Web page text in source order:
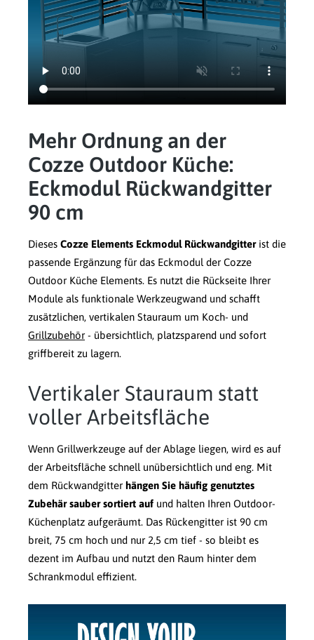
Mehr Ordnung an der
Cozze Outdoor Küche:
Eckmodul Rückwandgitter
90 cm
Dieses Cozze Elements Eckmodul Rückwandgitterist die
passende Ergänzung für das Eckmodul der Cozze
Outdoor Küche Elements. Es nutzt die Rückseite Ihrer
Module als funktionale Werkzeugwand und schafft
zusätzlichen, vertikalen Stauraum um Koch- und
Grillzubehör - übersichtlich, platzsparend und sofort
griffbereit zu lagern.
Vertikaler Stauraum statt
voller Arbeitsfläche
Wenn Grillwerkzeuge auf der Ablage liegen, wird es auf
der Arbeitsfläche schnell unübersichtlich und eng. Mit
dem Rückwandgitter hängen Sie häufig genutztes
Zubehär sauber sortiert auf und halten Ihren Outdoor-
Küchenplatz aufgeräumt. Das Rückengitter ist 90 cm
breit, 75 cm hoch und nur 2,5 cm tief - so bleibt es
dezent im Aufbau und nutzt den Raum hinter dem
Schrankmodul effizient.